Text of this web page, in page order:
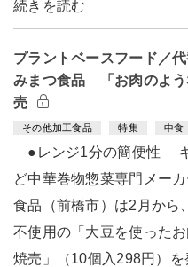
続きを読む
プラントベースフード／代
みまつ食品 「お肉のよう
売
その他加工食品 特集 中食
●レンジ1分の簡便性
ど中華巻物惣菜専門メー
食品（前橋市）は2月から
不使用の「大豆を使った
焼売」（10個入298円）を